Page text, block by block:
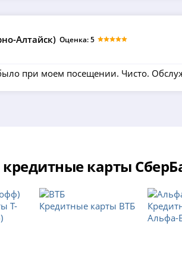
Алтайск) Оценка: 5
при моем посещении. Чисто.
карты
Т-
Кредитные карты ВТБ
Альфа-